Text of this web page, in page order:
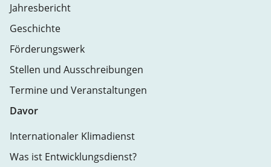
Jahresbericht
Geschichte
Förderungswerk
Stellen und Ausschreibungen
Termine und Veranstaltungen
Davor
Internationaler Klimadienst
Was ist Entwicklungsdienst?